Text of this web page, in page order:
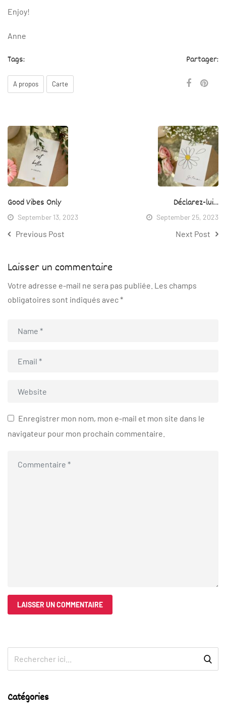
Enjoy!
Anne
Tags:
A propos Carte
Partager:
Good Vibes Only
September 13, 2023
Previous Post
Déclarez-lui…
September 25, 2023
Next Post
Laisser un commentaire
Votre adresse e-mail ne sera pas publiée. Les champs
obligatoires sont indiqués avec*
Enregistrer mon nom, mon e-mail et mon site dans le
navigateur pour mon prochain commentaire.
Catégories